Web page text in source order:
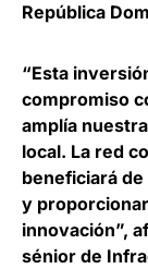
República
“Esta
compromiso
amplía
local. La red
beneficiará
y
innovación”,
sénior de